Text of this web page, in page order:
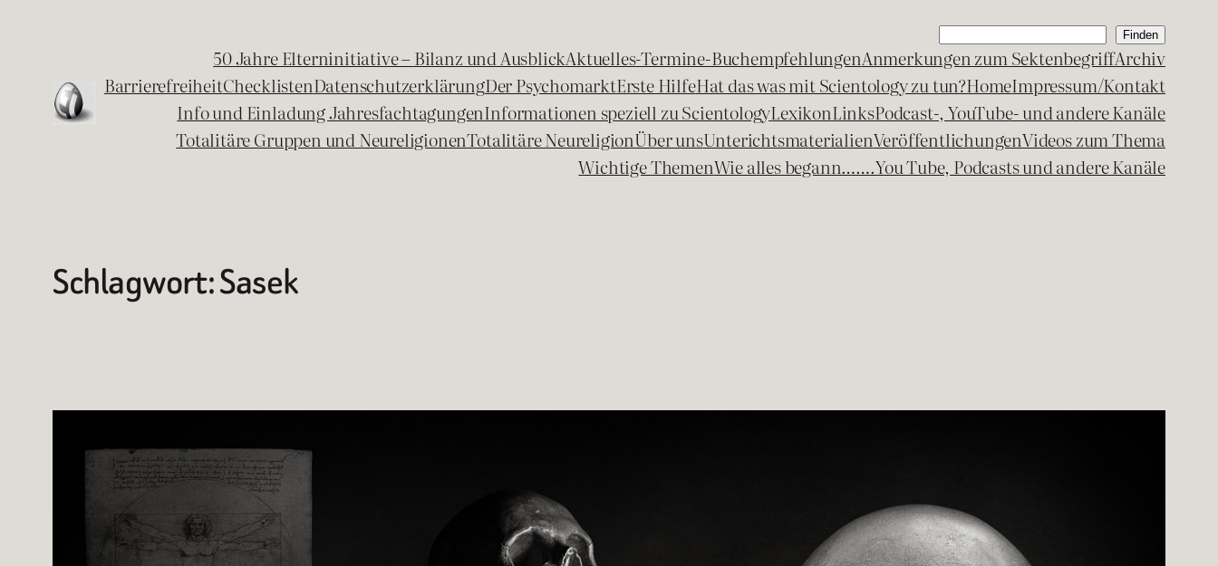
Suchen Finden
50 Jahre Elterninitiative – Bilanz und AusblickAktuelles-Termine-BuchempfehlungenAnmerkungen zum SektenbegriffArchiv
BarrierefreiheitChecklistenDatenschutzerklärungDer PsychomarktErste HilfeHat das was mit Scientology zu tun?HomeImpressum/Kontakt
Info und Einladung JahresfachtagungenInformationen speziell zu ScientologyLexikonLinksPodcast-, YouTube- und andere Kanäle
Totalitäre Gruppen und NeureligionenTotalitäre NeureligionÜber unsUnterichtsmaterialienVeröffentlichungenVideos zum Thema
Wichtige ThemenWie alles begann…….You Tube, Podcasts und andere Kanäle
Schlagwort:Sasek